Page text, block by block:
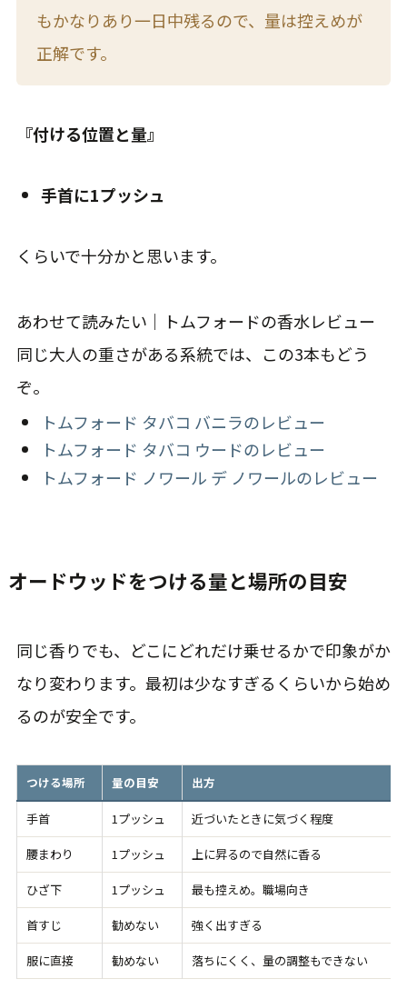
もかなりあり一日中残るので、量は控えめが
正解です。
『付ける位置と量』
手首に1プッシュ
くらいで十分かと思います。
あわせて読みたい｜トムフォードの香水レビュー
同じ大人の重さがある系統では、この3本もどう
ぞ。
トムフォード タバコ バニラのレビュー
トムフォード タバコ ウードのレビュー
トムフォード ノワール デ ノワールのレビュー
オードウッドをつける量と場所の目安
同じ香りでも、どこにどれだけ乗せるかで印象がか
なり変わります。最初は少なすぎるくらいから始め
るのが安全です。
つける場所 量の目安 出方
手首 1プッシュ 近づいたときに気づく程度
腰まわり 1プッシュ 上に昇るので自然に香る
ひざ下 1プッシュ 最も控えめ。職場向き
首すじ 勧めない 強く出すぎる
服に直接 勧めない 落ちにくく、量の調整もできない